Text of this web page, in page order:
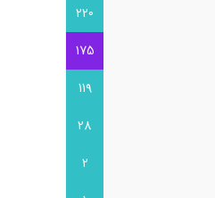
220
175
119
28
2